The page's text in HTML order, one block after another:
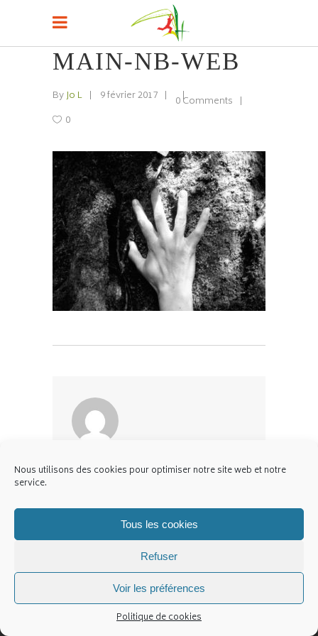
Nous utilisons des cookies pour optimiser notre site web et notre
service.
Tous les cookies
Refuser
Voir les préférences
Politique de cookies
MAIN-NB-WEB
ByJo L 9 février 2017
0 Comments
0
WRITTEN BY: Jo L
Contact Politique de cookies (UE)